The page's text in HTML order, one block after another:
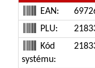
EAN:
PLU:
Kód
systému: